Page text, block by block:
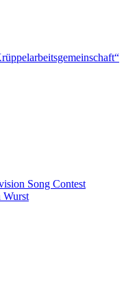
Song Contest
Wurst